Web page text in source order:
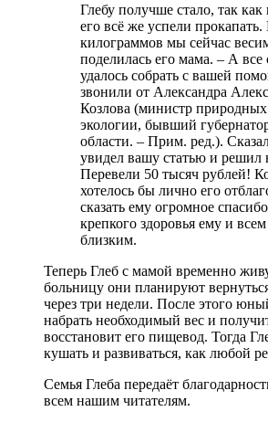
Глебу получше стало, так как
его всё же успели
килограммов мы сейчас
поделилась его мама. – А все
удалось собрать с вашей
звонили от Александра
Козлова (министр природных
экологии, бывший
области. – Прим. ред.).
увидел вашу статью и решил
Перевели 50 тысяч рублей!
хотелось бы лично его
сказать ему огромное
крепкого здоровья ему и
близким.
Теперь Глеб с мамой временно
больницу они планируют
через три недели. После этого
набрать необходимый вес и
восстановит его пищевод. Тогда
кушать и развиваться, как любой
Семья Глеба передаёт
всем нашим читателям.